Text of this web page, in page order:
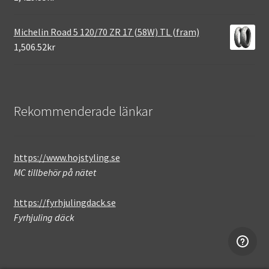
Michelin Road 5 120/70 ZR 17 (58W) TL (fram)
1,506.52kr
Rekommenderade länkar
https://www.hojstyling.se
MC tillbehör på nätet
https://fyrhjulingdack.se
Fyrhjuling däck